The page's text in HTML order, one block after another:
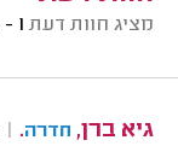
מציג חוות דעת 1 - 10
גיא ברן, חדרה.
|